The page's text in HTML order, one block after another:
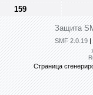
159
Защита
SMF 2.0.19 |
Страница